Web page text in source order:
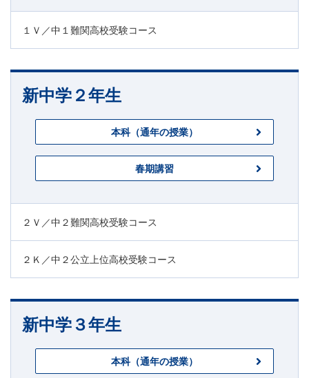
１Ｖ／中１難関高校受験コース
新中学２年生
本科（通年の授業）
春期講習
２Ｖ／中２難関高校受験コース
２Ｋ／中２公立上位高校受験コース
新中学３年生
本科（通年の授業）